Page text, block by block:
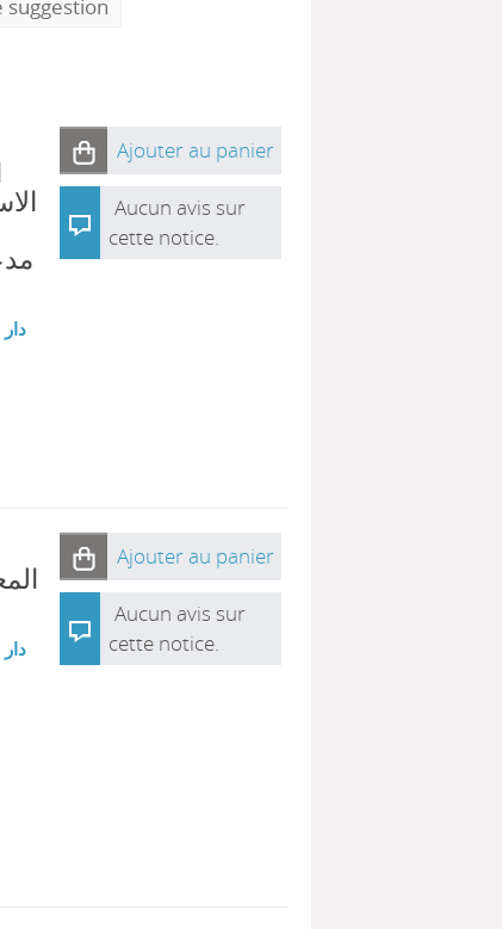
suggestion
Ajouter au panier
Aucun avis sur
cette notice.
Ajouter au panier
Aucun avis sur
cette notice.